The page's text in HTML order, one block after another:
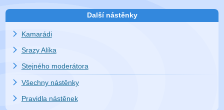
Další nástěnky
Kamarádi
Srazy Alíka
Stejného moderátora
Všechny nástěnky
Pravidla nástěnek